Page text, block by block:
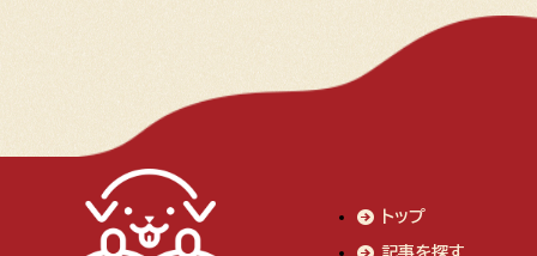
トップ
記事を探す